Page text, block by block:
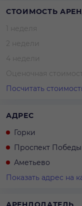
Аксессуары: чайник,
Всего 52 детали.
СТОИМОСТЬ
1 неделя
2 недели
4 недели
Оценочная
Посчитать
АДРЕС
Горки
Проспект Победы
Аметьево
Показать адрес на